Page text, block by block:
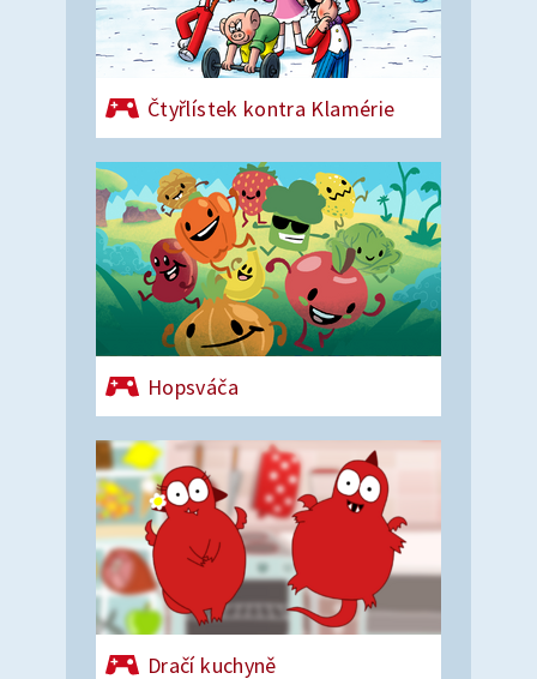
Čtyřlístek kontra Klamérie
Hopsváča
Dračí kuchyně